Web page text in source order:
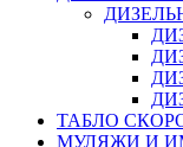
ТАБЛО
МУЛЯЖИ И